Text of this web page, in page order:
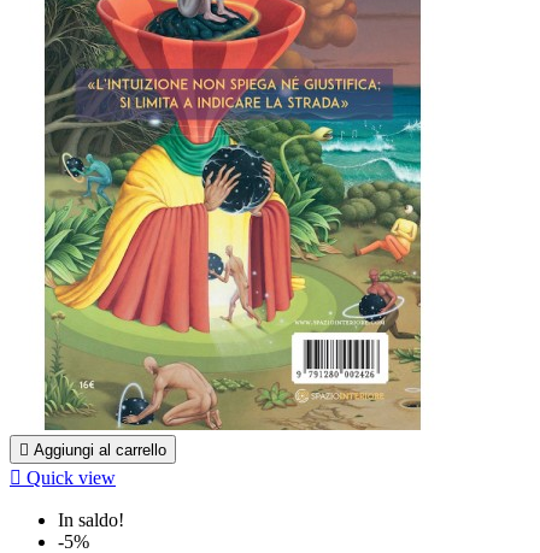
 Aggiungi al carrello
 Quick view
In saldo!
-5%